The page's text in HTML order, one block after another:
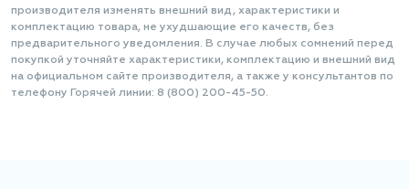
производителя изменять внешний вид, характеристики и
комплектацию товара, не ухудшающие его качеств, без
предварительного уведомления. В случае любых сомнений перед
покупкой уточняйте характеристики, комплектацию и внешний вид
на официальном сайте производителя, а также у консультантов по
телефону Горячей линии: 8 (800) 200-45-50.